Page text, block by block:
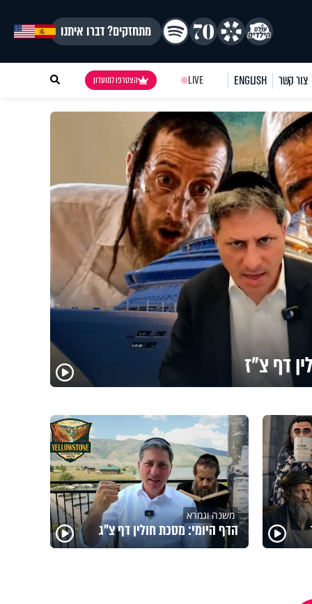
מתחזקים? דברו איתנו
צור קשר ENGLISH
LIVE הצטרפו למועדון
דף צ"ז
משנה וגמרא
הדף היומי: מסכת חולין דף צ"ג